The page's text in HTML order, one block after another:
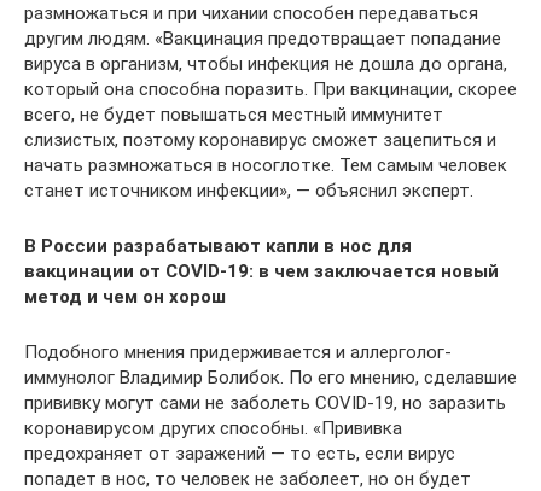
размножаться и при чихании способен передаваться
другим людям. «Вакцинация предотвращает попадание
вируса в организм, чтобы инфекция не дошла до органа,
который она способна поразить. При вакцинации, скорее
всего, не будет повышаться местный иммунитет
слизистых, поэтому коронавирус сможет зацепиться и
начать размножаться в носоглотке. Тем самым человек
станет источником инфекции», — объяснил эксперт.
В России разрабатывают капли в нос для
вакцинации от COVID-19: в чем заключается новый
метод и чем он хорош
Подобного мнения придерживается и аллерголог-
иммунолог Владимир Болибок. По его мнению, сделавшие
прививку могут сами не заболеть COVID-19, но заразить
коронавирусом других способны. «Прививка
предохраняет от заражений — то есть, если вирус
попадет в нос, то человек не заболеет, но он будет